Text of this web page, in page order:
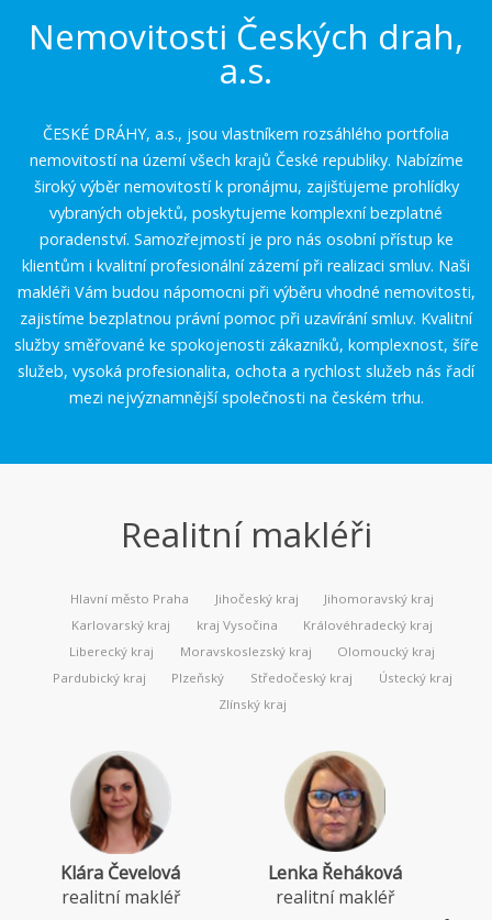
Nemovitosti Českých drah,
a.s.
ČESKÉ DRÁHY, a.s., jsou vlastníkem rozsáhlého portfolia
nemovitostí na území všech krajů České republiky. Nabízíme
široký výběr nemovitostí k pronájmu, zajišťujeme prohlídky
vybraných objektů, poskytujeme komplexní bezplatné
poradenství. Samozřejmostí je pro nás osobní přístup ke
klientům i kvalitní profesionální zázemí při realizaci smluv. Naši
makléři Vám budou nápomocni při výběru vhodné nemovitosti,
zajistíme bezplatnou právní pomoc při uzavírání smluv. Kvalitní
služby směřované ke spokojenosti zákazníků, komplexnost, šíře
služeb, vysoká profesionalita, ochota a rychlost služeb nás řadí
mezi nejvýznamnější společnosti na českém trhu.
Realitní makléři
Hlavní město Praha Jihočeský kraj
Jihomoravský kraj
Karlovarský kraj
kraj Vysočina
Královéhradecký kraj
Liberecký kraj
Moravskoslezský kraj
Olomoucký kraj
Pardubický kraj
Plzeňský Středočeský kraj
Ústecký kraj
Zlínský kraj
Klára Čevelová
realitní makléř
Lenka Řeháková
realitní makléř